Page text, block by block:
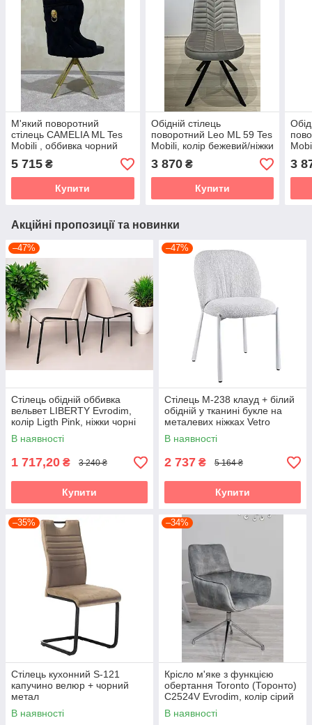
М'який поворотний
стілець CAMELIA ML Tes
Mobili , оббивка чорний
оксамит
5 715 ₴
Купити
Обідній стілець
поворотний Leo ML 59 Tes
Mobili, колір бежевий/ніжки
чорні
3 870₴
Купити
3
Акційні пропозиції та новинки
–47%
Стілець обідній оббивка
вельвет LIBERTY Evrodim,
колір Ligth Pink, ніжки чорні
В наявності
1 717,20 ₴ 3 240 ₴
Купити
–47%
Стілець M-238 клауд + білий
обідній у тканині букле на
металевих ніжках Vetro
В наявності
2 737 ₴ 5 164 ₴
Купити
–35%
Стілець кухонний S-121
капучино велюр + чорний
метал
В наявності
–34%
Крісло м'яке з функцією
обертання Toronto (Торонто)
C2524V Evrodim, колір сірий
В наявності